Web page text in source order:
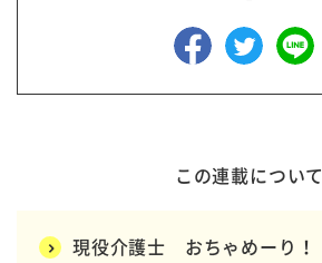
この連載について
現役介護士 おちゃめーり！